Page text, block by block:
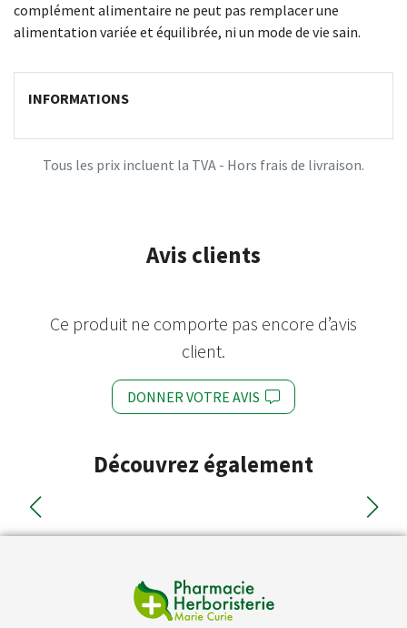
complément alimentaire ne peut pas remplacer une
alimentation variée et équilibrée, ni un mode de vie sain.
INFORMATIONS
Tous les prix incluent la TVA - Hors frais de livraison.
Avis clients
Ce produit ne comporte pas encore d’avis
client.
DONNER VOTRE AVIS
Découvrez également